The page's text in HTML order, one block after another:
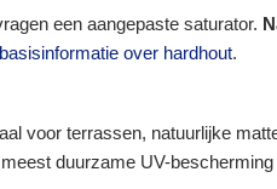
een aangepaste saturator.
basisinformatie over hardhout.
voor terrassen, natuurlijke
duurzame UV-